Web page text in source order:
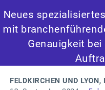
Neues
mit
Genauigkeit
FELDKIRCHEN UND LYON,